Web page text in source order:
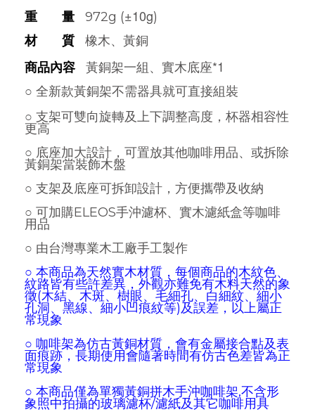
重 量
972g (±10g)
材 質
橡木、黃銅
商品內容 黃銅架一組、實木底座*1
○ 全新款黃銅架不需器具就可直接組裝
○ 支架可雙向旋轉及上下調整高度，杯器相容性
更高
○ 底座加大設計，可置放其他咖啡用品、或拆除
黃銅架當裝飾木盤
○ 支架及底座可拆卸設計，方便攜帶及收納
○ 可加購ELEOS手沖濾杯、實木濾紙盒等咖啡
用品
○ 由台灣專業木工廠手工製作
○ 本商品為天然實木材質，每個商品的木紋色、
紋路皆有些許差異，外觀亦難免有木料天然的象
徵(木結、木斑、樹眼、毛細孔、白細紋、細小
孔洞、黑線、細小凹痕紋等)及誤差 ，以上屬正
常現象
○ 咖啡架為仿古黃銅材質， 會有金屬接合點及表
面痕跡，長期使用會隨著時間有仿古色差皆為正
常現象
○ 本商品僅為單獨黃銅拼木手沖咖啡架,不含形
象照中拍攝的玻璃濾杯/濾紙及其它咖啡用具